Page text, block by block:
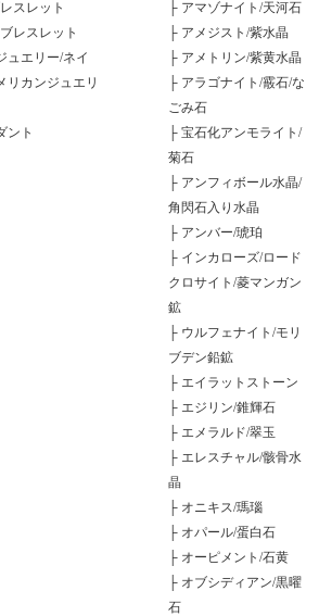
スレット
レスレット
ュエリー/ネイ
リカンジュエリ
ント
├ アマゾナイト/天河石
├ アメジスト/紫水晶
├ アメトリン/紫黄水晶
├ アラゴナイト/霰石/な
ごみ石
├ 宝石化アンモライト/
菊石
├ アンフィボール水晶/
角閃石入り水晶
├ アンバー/琥珀
├ インカローズ/ロード
クロサイト/菱マンガン
鉱
├ ウルフェナイト/モリ
ブデン鉛鉱
├ エイラットストーン
├ エジリン/錐輝石
├ エメラルド/翠玉
├ エレスチャル/骸骨水
晶
├ オニキス/瑪瑙
├ オパール/蛋白石
├ オーピメント/石黄
├ オブシディアン/黒曜
石